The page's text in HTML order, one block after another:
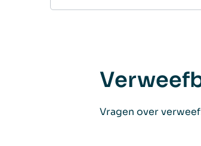
Vragen over